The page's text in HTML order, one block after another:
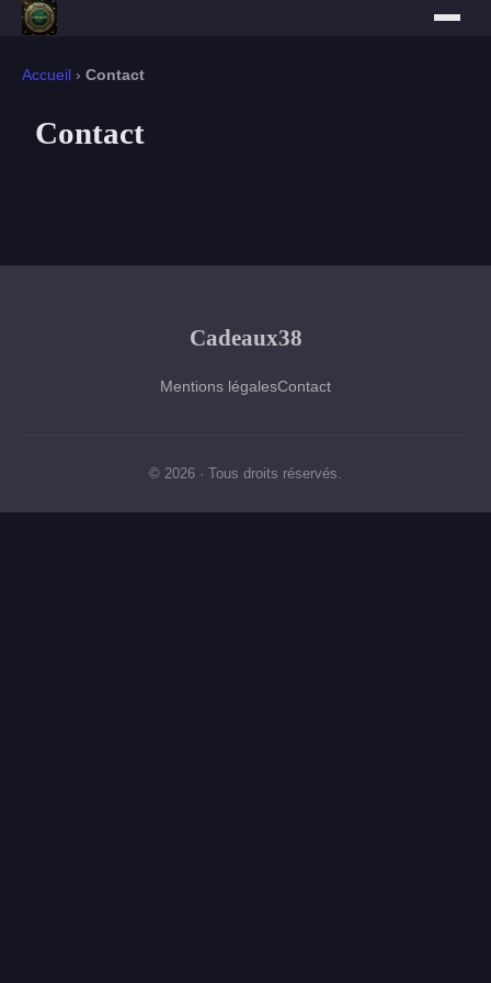
Accueil › Contact
Contact
Cadeaux38
Mentions légalesContact
© 2026 · Tous droits réservés.